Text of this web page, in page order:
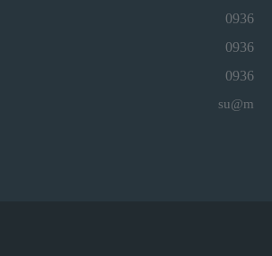
0936
0936
0936
su@m